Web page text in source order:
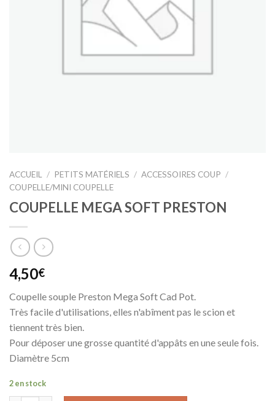
ACCUEIL / PETITS MATÉRIELS / ACCESSOIRES COUP /
COUPELLE/MINI COUPELLE
COUPELLE MEGA SOFT PRESTON
4,50€
Coupelle souple Preston Mega Soft Cad Pot.
Très facile d'utilisations, elles n'abîment pas le scion et
tiennent très bien.
Pour déposer une grosse quantité d'appâts en une seule fois.
Diamètre 5cm
2 en stock